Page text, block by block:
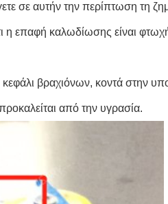
σε αυτήν την περίπτωση τη
η επαφή καλωδίωσης είναι
βραχιόνων, κοντά στην
από την υγρασία.